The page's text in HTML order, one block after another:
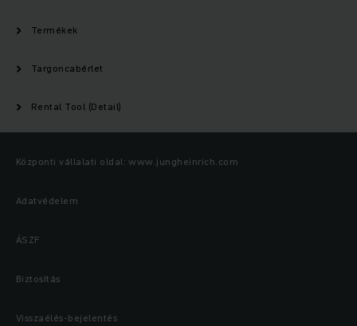
Termékek
Targoncabérlet
Rental Tool (Detail)
Központi vállalati oldal: www.jungheinrich.com
Adatvédelem
ÁSZF
Biztosítás
Visszaélés-bejelentés